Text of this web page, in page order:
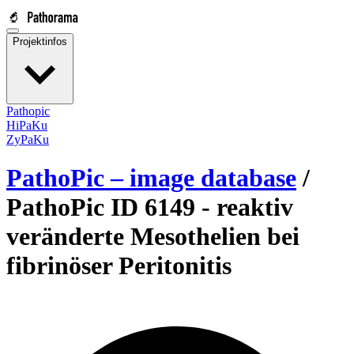
Projektinfos
Pathopic
HiPaKu
ZyPaKu
PathoPic – image database /
PathoPic ID 6149 - reaktiv
veränderte Mesothelien bei
fibrinöser Peritonitis